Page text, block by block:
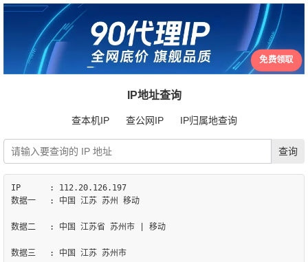
免费领取
IP地址查询
查本机IP 查公网IP IP归属地查询
IP	: 112.20.126.197
数据一	: 中国 江苏 苏州 移动
数据二	: 中国 江苏省 苏州市 | 移动
数据三	: 中国 江苏 苏州市